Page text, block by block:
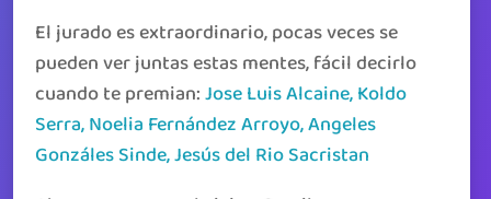
El jurado es extraordinario, pocas veces se
pueden ver juntas estas mentes, fácil decirlo
cuando te premian:Jose Luis Alcaine, Koldo
Serra, Noelia Fernández Arroyo, Angeles
Gonzáles Sinde, Jesús del Rio Sacristan